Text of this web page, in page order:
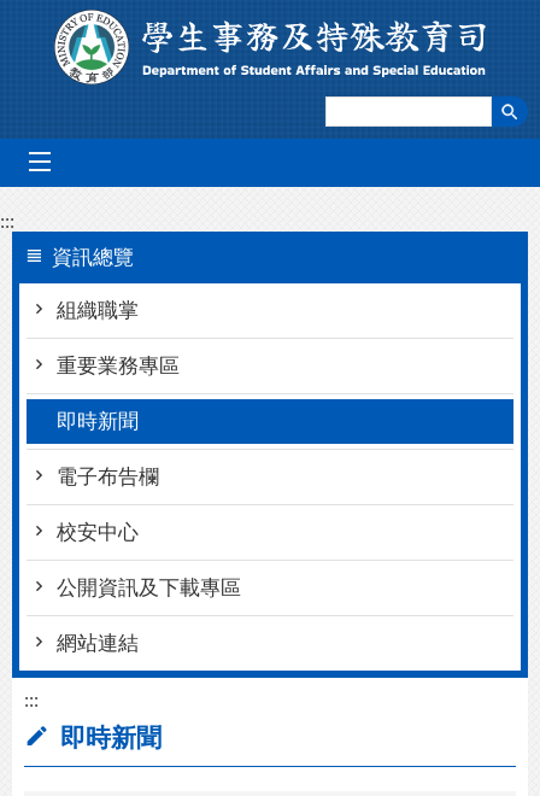
跳到主要內容區塊
:::
資訊總覽
組織職掌
重要業務專區
即時新聞
電子布告欄
校安中心
公開資訊及下載專區
網站連結
:::
即時新聞